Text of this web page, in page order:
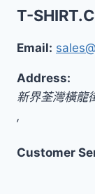
T-
Email:
Address:
新界荃灣橫龍
,
Customer